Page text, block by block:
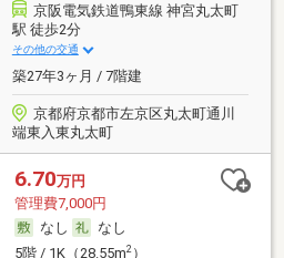
京阪電気鉄道鴨東線 神宮丸太町
駅 徒歩2分
その他の交通
築27年3ヶ月 / 7階建
京都府京都市左京区丸太町通川
端東入東丸太町
6.70万円
管理費7,000円
なし
なし
5階 / 1K（28.55m2）